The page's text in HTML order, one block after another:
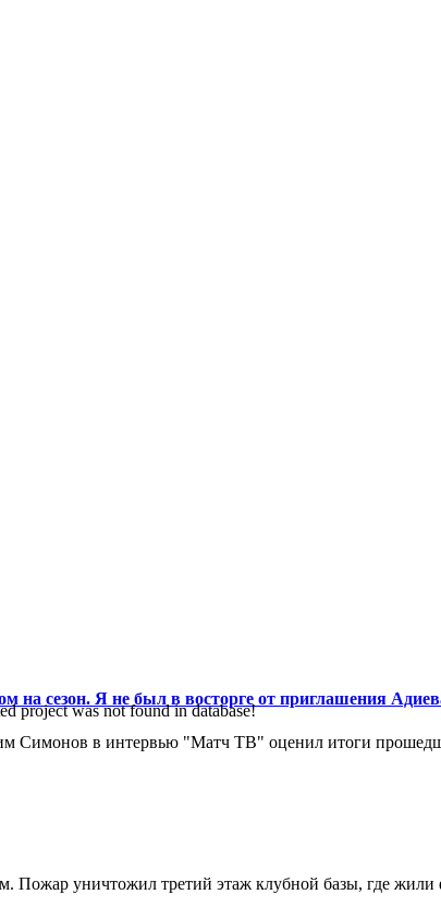
сезон. Я не был в восторге от приглашения
Симонов в интервью "Матч ТВ" оценил итоги
уничтожил третий этаж клубной базы, где жили
project was not found in database!